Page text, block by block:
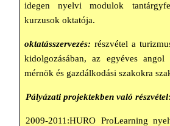
idegen nyelvi modulok
kurzusok oktatója.
oktatásszervezés: részvétel a
kidolgozásában, az egyéves
mérnök és gazdálkodási szakokra
Pályázati projektekben való részvétel:
2009-2011:HURO ProLearning